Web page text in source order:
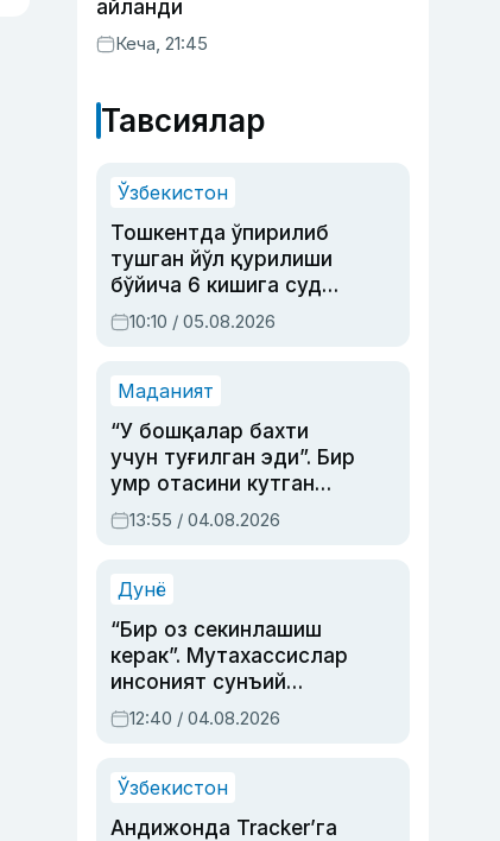
айланди
Кеча, 21:45
Тавсиялар
Ўзбекистон
Тошкентда ўпирилиб
тушган йўл қурилиши
бўйича 6 кишига суд
ҳукми ўқилди
10:10 / 05.08.2026
Маданият
“У бошқалар бахти
учун туғилган эди”. Бир
умр отасини кутган
актриса ва дубльяж
устаси Римма
синовларга тўла ҳаёти
13:55 / 04.08.2026
Дунё
“Бир оз секинлашиш
керак”. Мутахассислар
инсоният сунъий
интеллектни бошқара
олмай қолишидан
12:40 / 04.08.2026
Ўзбекистон
Андижонда Tracker’га